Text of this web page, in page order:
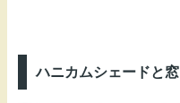
ハニカムシェードと窓